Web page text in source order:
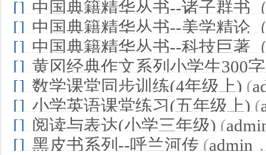
[] 中国典籍精华丛书--诸子群书
[] 中国典籍精华丛书--美学精论
[] 中国典籍精华丛书--科技巨著
[] 黄冈经典作文系列小学生300
[] 数学课堂同步训练(4年级上) (
[] 小学英语课堂练习(五年级上) (
[] 阅读与表达(小学三年级) (
[] 黑皮书系列--呼兰河传 (admin